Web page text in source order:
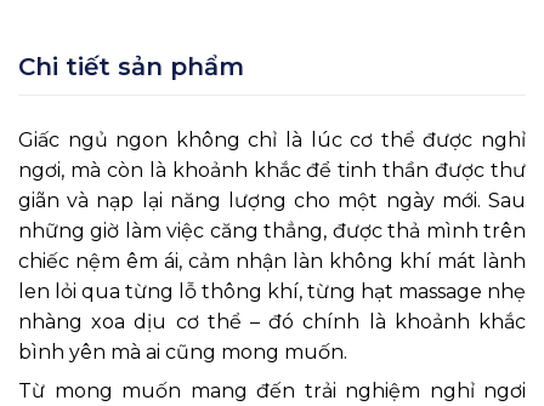
Chi tiết sản phẩm
Giấc ngủ ngon không chỉ là lúc cơ thể được nghỉ
ngơi, mà còn là khoảnh khắc để tinh thần được thư
giãn và nạp lại năng lượng cho một ngày mới. Sau
những giờ làm việc căng thẳng, được thả mình trên
chiếc nệm êm ái, cảm nhận làn không khí mát lành
len lỏi qua từng lỗ thông khí, từng hạt massage nhẹ
nhàng xoa dịu cơ thể – đó chính là khoảnh khắc
bình yên mà ai cũng mong muốn.
Từ mong muốn mang đến trải nghiệm nghỉ ngơi